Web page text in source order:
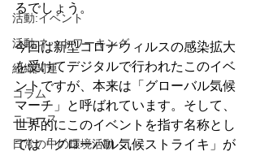
活動:イベント
活動:ネットワーキング
組織関連
コラム
ニュース
日常の中の環境活動
るでしょう。
今回は新型コロナウィルスの感染拡大
を受けてデジタルで行われたこのイベ
ントですが、本来は「グローバル気候
マーチ」と呼ばれています。そして、
世界的にこのイベントを指す名称とし
ては「グローバル気候ストライキ」が